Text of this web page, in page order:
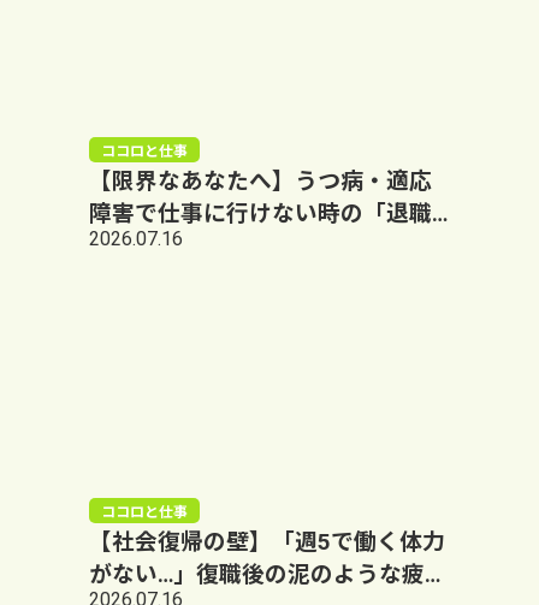
ココロと仕事
【限界なあなたへ】うつ病・適応
障害で仕事に行けない時の「退職
の伝え方」と大阪阿倍野での再出
2026.07.16
ココロと仕事
【社会復帰の壁】「週5で働く体力
がない…」復職後の泥のような疲れ
2026.07.16